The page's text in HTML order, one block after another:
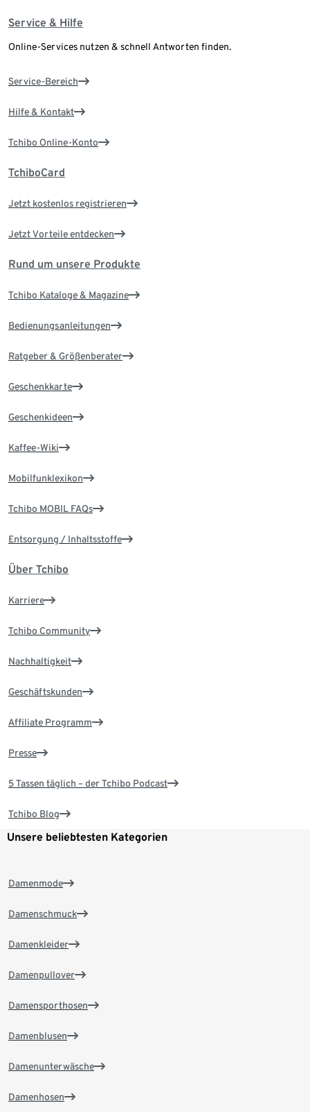
Service & Hilfe
Online-Services nutzen & schnell Antworten finden.
Service-Bereich
Hilfe & Kontakt
Tchibo Online-Konto
TchiboCard
Jetzt kostenlos registrieren
Jetzt Vorteile entdecken
Rund um unsere Produkte
Tchibo Kataloge & Magazine
Bedienungsanleitungen
Ratgeber & Größenberater
Geschenkkarte
Geschenkideen
Kaffee-Wiki
Mobilfunklexikon
Tchibo MOBIL FAQs
Entsorgung / Inhaltsstoffe
Über Tchibo
Karriere
Tchibo Community
Nachhaltigkeit
Geschäftskunden
Affiliate Programm
Presse
5 Tassen täglich – der Tchibo Podcast
Tchibo Blog
Unsere beliebtesten Kategorien
Damenmode
Damenschmuck
Damenkleider
Damenpullover
Damensporthosen
Damenblusen
Damenunterwäsche
Damenhosen